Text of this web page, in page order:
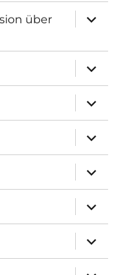
über
anzeigen
anzeigen
anzeigen
anzeigen
anzeigen
anzeigen
anzeigen